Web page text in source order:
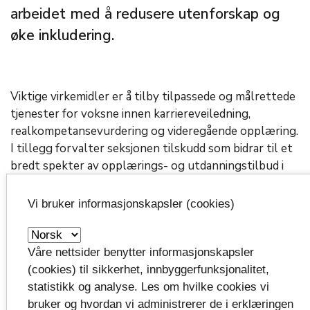
arbeidet med å redusere utenforskap og
øke inkludering.
Viktige virkemidler er å tilby tilpassede og målrettede
tjenester for voksne innen karriereveiledning,
realkompetansevurdering og videregående opplæring.
I tillegg forvalter seksjonen tilskudd som bidrar til et
bredt spekter av opplærings- og utdanningstilbud i
arbeidet med integrering av innvandrere og
aktører.
Oversikt over ansatte i
Vi bruker informasjonskapsler (cookies)
Våre nettsider benytter informasjonskapsler
(cookies) til sikkerhet, innbyggerfunksjonalitet,
statistikk og analyse. Les om hvilke cookies vi
bruker og hvordan vi administrerer de i erklæringen